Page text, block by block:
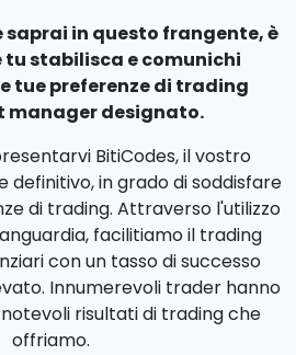
saprai in questo frangente, è
stabilisca e comunichi
tue preferenze di trading
manager designato.
BitiCodes, il vostro
in grado di soddisfare
di trading. Attraverso l'utilizzo
facilitiamo il trading
con un tasso di successo
Innumerevoli trader hanno
risultati di trading che
offriamo.